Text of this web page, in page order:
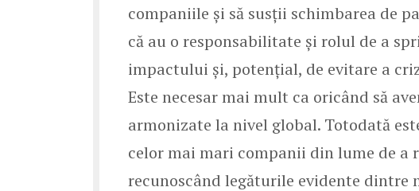
companiile și să susții schimbarea de
că au o responsabilitate și rolul de a
impactului și, potențial, de evitare a
Este necesar mai mult ca oricând să
armonizate la nivel global. Totodată
celor mai mari companii din lume de a
recunoscând legăturile evidente dintre